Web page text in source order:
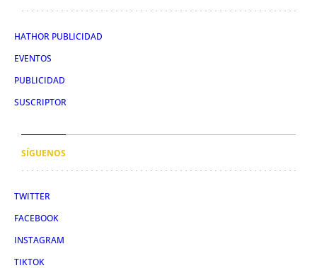
HATHOR PUBLICIDAD
EVENTOS
PUBLICIDAD
SUSCRIPTOR
SÍGUENOS
TWITTER
FACEBOOK
INSTAGRAM
TIKTOK